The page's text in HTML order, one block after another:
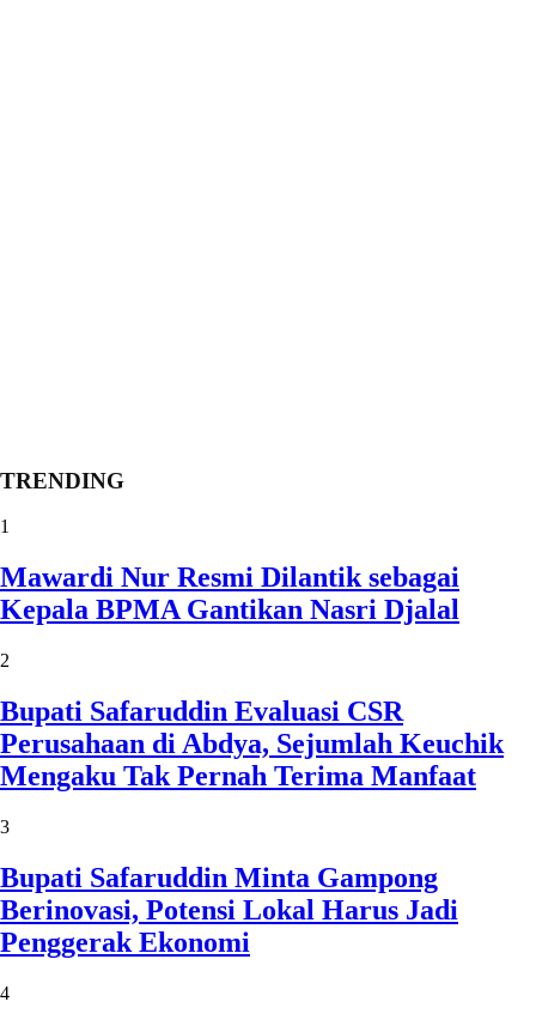
TRENDING
1
Mawardi Nur Resmi Dilantik sebagai
Kepala BPMA Gantikan Nasri Djalal
2
Bupati Safaruddin Evaluasi CSR
Perusahaan di Abdya, Sejumlah Keuchik
Mengaku Tak Pernah Terima Manfaat
3
Bupati Safaruddin Minta Gampong
Berinovasi, Potensi Lokal Harus Jadi
Penggerak Ekonomi
4